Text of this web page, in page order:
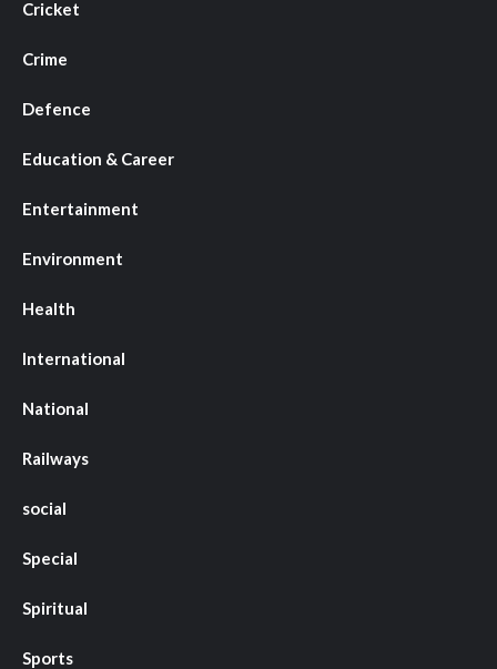
Cricket
Crime
Defence
Education & Career
Entertainment
Environment
Health
International
National
Railways
social
Special
Spiritual
Sports